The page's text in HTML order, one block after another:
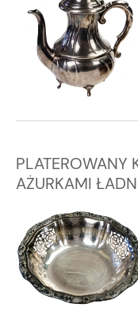
PLATEROWANY
AŻURKAMI